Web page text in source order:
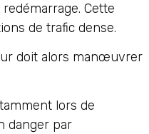
Cette
de trafic dense.
doit alors manœuvrer
lors de
danger par